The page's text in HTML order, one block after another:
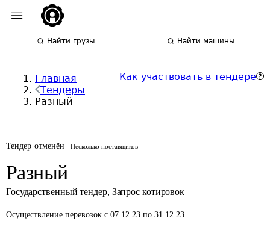
Найти грузы Найти машины
Главная
Тендеры
Разный
Как участвовать в тендере
Тендер отменён Несколько поставщиков
Разный
Государственный тендер, Запрос котировок
Осуществление перевозок с 07.12.23 по 31.12.23